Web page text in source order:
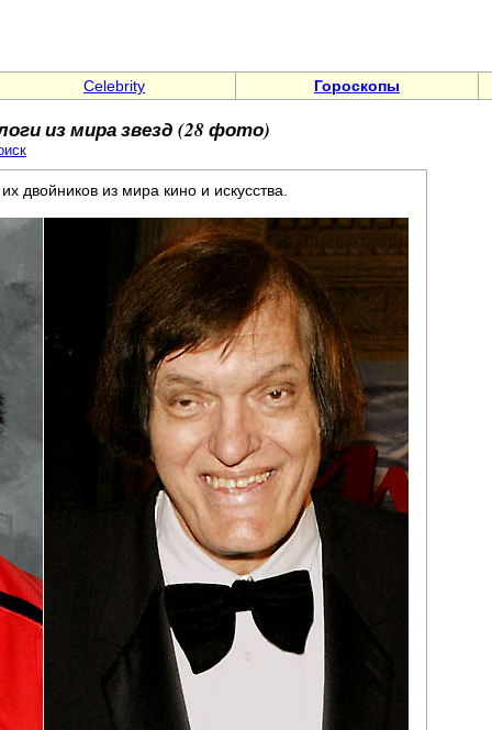
Celebrity Гороскопы
из мира звезд (28 фото)
двойников из мира кино и искусства.